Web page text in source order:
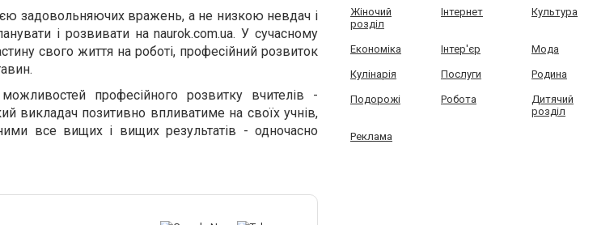
задовольняючих вражень, а не низкою невдач і
і розвивати на naurok.com.ua. У сучасному
свого життя на роботі, професійний розвиток
професійного розвитку вчителів -
викладач позитивно впливатиме на своїх учнів,
все вищих і вищих результатів - одночасно
Жіночий
розділ
Інтернет Культура
Економіка Інтер'єр Мода
Кулінарія Послуги Родина
Подорожі Робота
Дитячий
розділ
Реклама